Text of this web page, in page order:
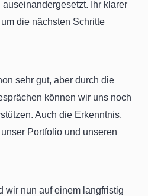
Ihr klarer
die nächsten Schritte
sehr gut, aber durch die
können wir uns noch
Auch die Erkenntnis,
Portfolio und unseren
wir nun auf einem langfristig